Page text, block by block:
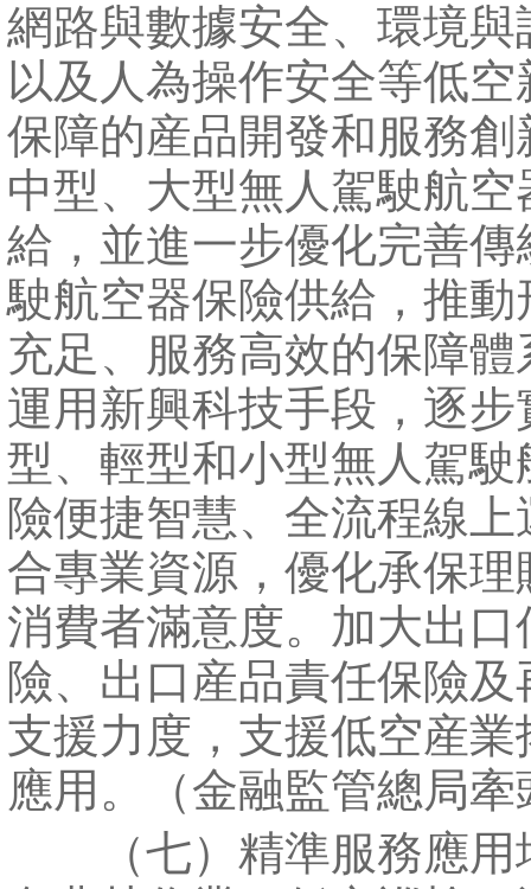
網路與數據安全、環境與
以及人為操作安全等低
保障的産品開發和服務創
中型、大型無人駕駛航空
給，並進一步優化完善傳
駛航空器保險供給，推動
充足、服務高效的保障體
運用新興科技手段，逐步
型、輕型和小型無人駕駛
險便捷智慧、全流程線上
合專業資源，優化承保理
消費者滿意度。加大出口
險、出口産品責任保險及
支援力度，支援低空産業
應用。（金融監管總局牽
（七）精準服務應用